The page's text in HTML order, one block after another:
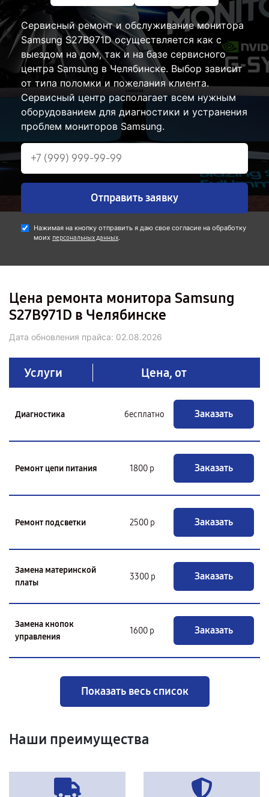
Сервисный ремонт и обслуживание монитора
Samsung S27B971D осуществляется как с
выездом на дом, так и на базе сервисного
центра Samsung в Челябинске. Выбор зависит
от типа поломки и пожелания клиента.
Сервисный центр располагает всем нужным
оборудованием для диагностики и устранения
проблем мониторов Samsung.
Отправить заявку
Нажимая на кнопку отправить я даю свое согласие на обработку
моих персональных данных.
Цена ремонта монитора Samsung
S27B971D в Челябинске
Дата обновления прайса: 02.08.2026
Услуги Цена, от
Диагностика бесплатно Заказать
Ремонт цепи питания 1800 р Заказать
Ремонт подсветки 2500 р Заказать
Замена материнской
платы
3300 р Заказать
Замена кнопок
управления
1600 р Заказать
Показать весь список
Наши преимущества